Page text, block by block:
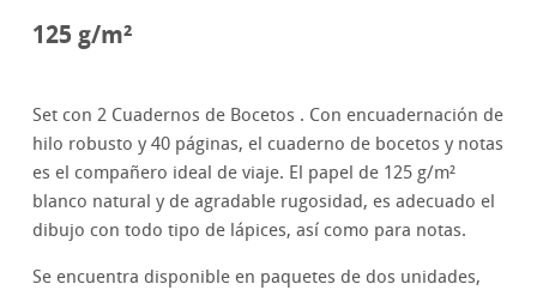
125 g/m²
Set con 2 Cuadernos de Bocetos . Con encuadernación de
hilo robusto y 40 páginas, el cuaderno de bocetos y notas
es el compañero ideal de viaje. El papel de 125 g/m²
blanco natural y de agradable rugosidad, es adecuado el
dibujo con todo tipo de lápices, así como para notas.
Se encuentra disponible en paquetes de dos unidades,